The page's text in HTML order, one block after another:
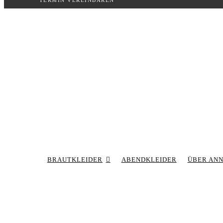
Inhalt
BRAUTKLEIDER ABENDKLEIDER ÜBER